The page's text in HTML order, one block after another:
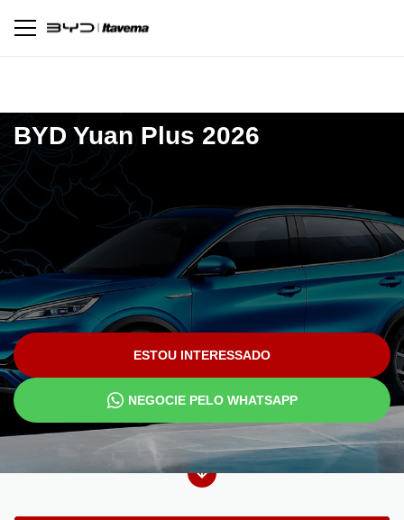
BYD Yuan Plus 2026
ESTOU INTERESSADO
NEGOCIE PELO WHATSAPP